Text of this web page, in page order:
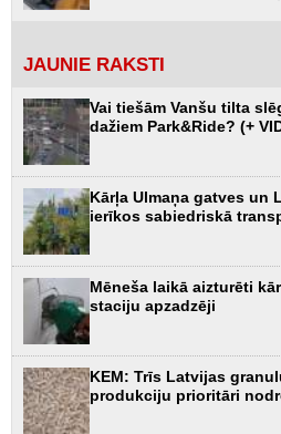
JAUNIE RAKSTI
Vai tiešām Vanšu tilta
dažiem Park&Ride? (+
Kārļa Ulmaņa gatves un
ierīkos sabiedriskā
Mēneša laikā aizturēti
staciju apzadzēji
KEM: Trīs Latvijas
produkciju prioritāri